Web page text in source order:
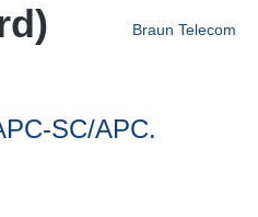
Braun Telecom
SC/APC.